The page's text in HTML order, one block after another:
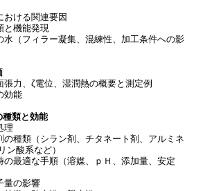
ける関連要因
機能発現
（フィラー凝集、混練性、加工条件への影
力、ζ電位、湿潤熱の概要と測定例
効能
種類と効能
理
種類（シラン剤、チタネート剤、アルミネ
ン酸系など）
最適な手順（溶媒、ｐＨ、添加量、安定
量の影響